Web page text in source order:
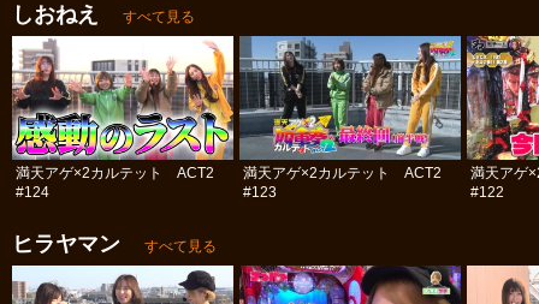
しおねえ すべて見る
満天アゲ×2カルテット ACT2
#124
満天アゲ×2カルテット ACT2
#123
満天アゲ
#122
ヒラヤマン すべて見る